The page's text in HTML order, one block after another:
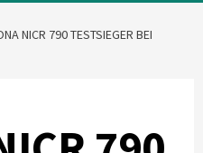
NICR 790 TESTSIEGER BEI